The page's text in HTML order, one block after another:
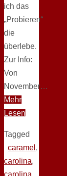
ich das
„Probieren“
die
überlebe.
Zur Info:
Von
November…
Mehr
Lesen
Tagged
caramel ,
carolina,
carolina